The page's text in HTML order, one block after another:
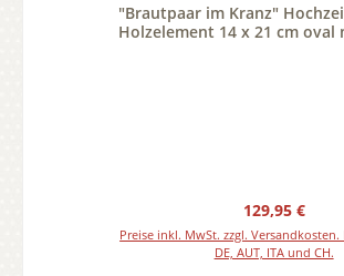
"Brautpaar im Kranz"
Holzelement 14 x 21 cm oval
Regulärer
129,95 €
Preise inkl. MwSt. zzgl.
DE, AUT, ITA und CH.